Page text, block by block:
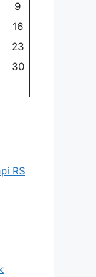
9
16
23
30
RS